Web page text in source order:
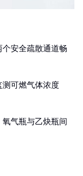
安全疏散通道畅
测可燃气体浓度
气瓶与乙炔瓶间